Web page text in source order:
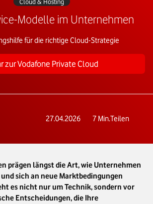
Modelle im Unternehmen
für die richtige Cloud-Strategie
zur Vodafone Private Cloud
27.04.2026 7 Min.Teilen
prägen längst die Art, wie Unternehmen
sich an neue Marktbedingungen
es nicht nur um Technik, sondern vor
Entscheidungen, die Ihre